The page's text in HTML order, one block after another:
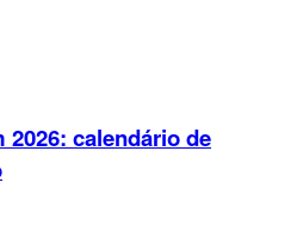
2026: calendário de